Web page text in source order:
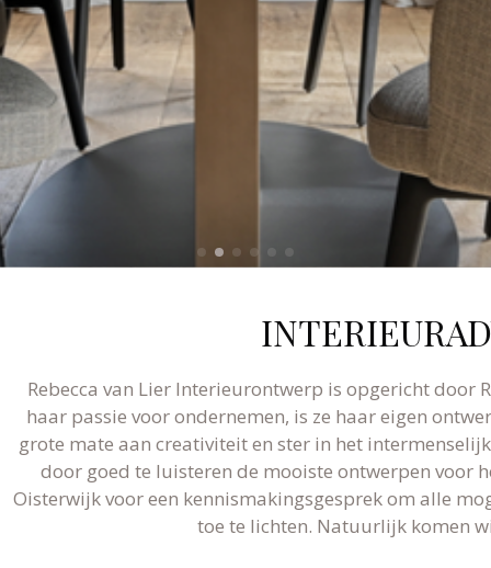
Rebecca van Lier Interieurontwerp is opgericht door
haar passie voor ondernemen, is ze haar eigen
grote mate aan creativiteit en ster in het
door goed te luisteren de mooiste ontwerpen voor
Oisterwijk voor een kennismakingsgesprek om alle
toe te lichten. Natuurlijk komen